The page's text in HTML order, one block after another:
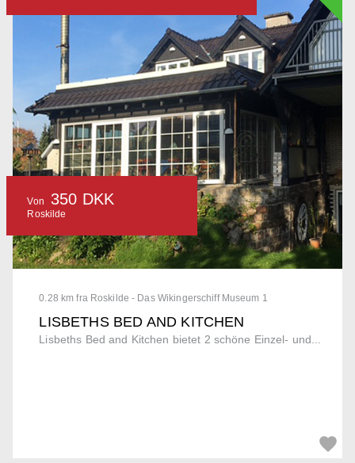
0.28 km fra Roskilde - Das Wikingerschiff Museum 1
LISBETHS BED AND KITCHEN
Lisbeths Bed and Kitchen bietet 2 schöne Einzel- und...
Von 350 DKK
Roskilde